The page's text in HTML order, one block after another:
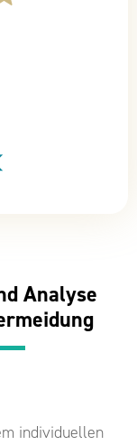
Analyse
individuellen